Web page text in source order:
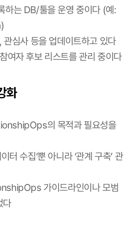
하는 DB/툴을 운영 중이다 (예:
관심사 등을 업데이트하고 있다
여자 후보 리스트를 관리 중이다
화
의 목적과 필요성을
터 수집’뿐 아니라 ‘관계 구축’ 관
가이드라인이나 모범
다